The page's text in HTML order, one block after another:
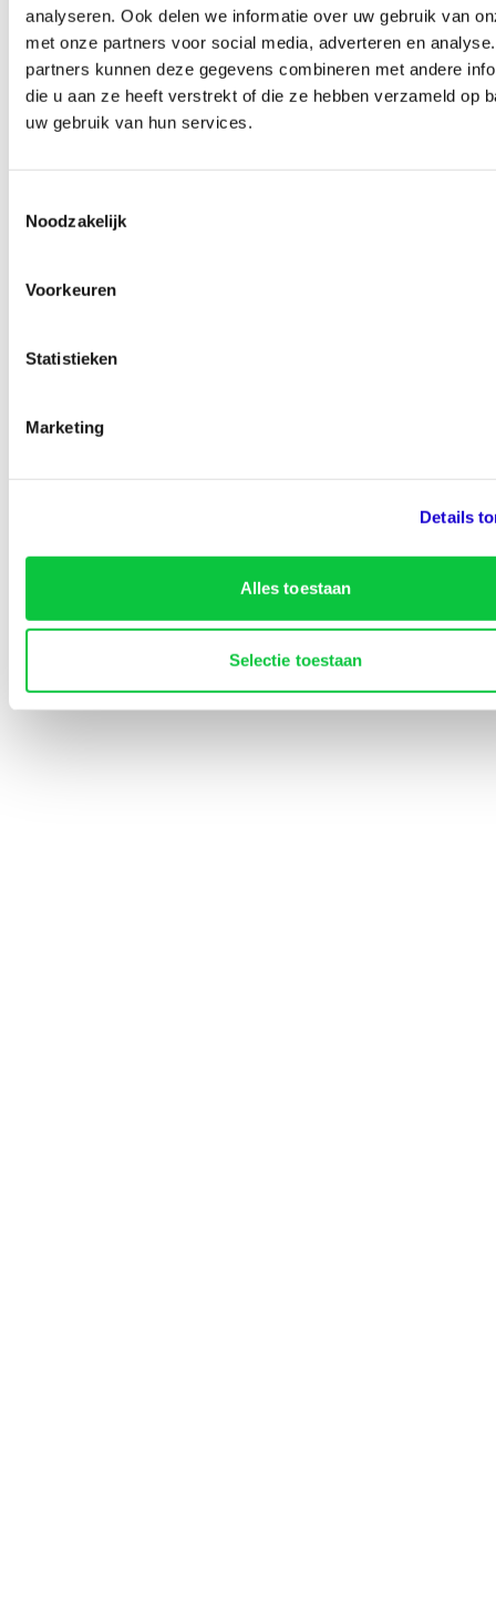
analyseren. Ook delen we informatie over uw gebruik van
met onze partners voor social media, adverteren en
partners kunnen deze gegevens combineren met andere
die u aan ze heeft verstrekt of die ze hebben verzameld op
uw gebruik van hun services.
Noodzakelijk
Voorkeuren
Statistieken
Marketing
Details
Alles toestaan
Selectie toestaan
Deze pagina is 469 keer bezocht.
Onderdeel vanIdentity
Snel naar
Tarieven